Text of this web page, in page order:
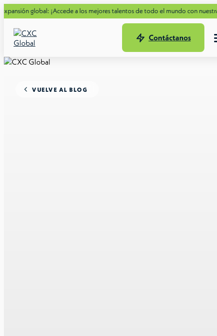
¡Accede a los mejores talentos de todo el mundo con nuestra nueva
Contáctanos
VUELVE AL BLOG